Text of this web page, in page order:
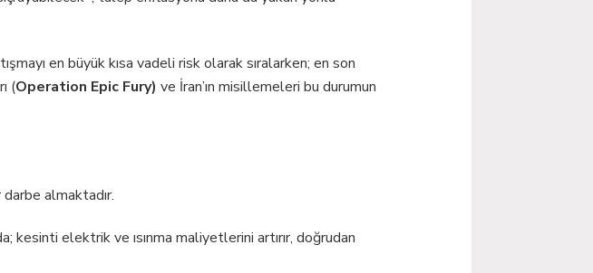
en büyük kısa vadeli risk olarak sıralarken; en son
(Operation Epic Fury) ve İran’ın misillemeleri bu durumun
almaktadır.
kesinti elektrik ve ısınma maliyetlerini artırır, doğrudan